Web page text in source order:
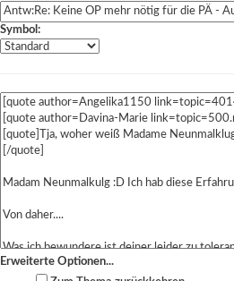
Symbol:
Erweiterte Optionen...